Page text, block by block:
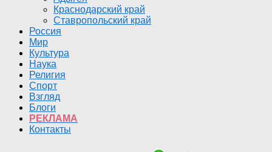
Краснодарский край
Ставропольский край
Россия
Мир
Культура
Наука
Религия
Спорт
Взгляд
Блоги
РЕКЛАМА
Контакты